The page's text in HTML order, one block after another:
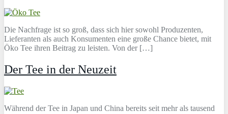
Die Nachfrage ist so groß, dass sich hier sowohl Produzenten,
Lieferanten als auch Konsumenten eine große Chance bietet, mit
Öko Tee ihren Beitrag zu leisten. Von der […]
Der Tee in der Neuzeit
Während der Tee in Japan und China bereits seit mehr als tausend